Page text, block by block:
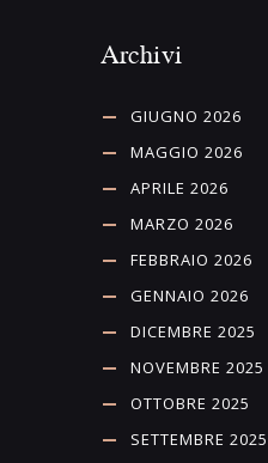
Archivi
GIUGNO 2026
MAGGIO 2026
APRILE 2026
MARZO 2026
FEBBRAIO 2026
GENNAIO 2026
DICEMBRE 2025
NOVEMBRE 2025
OTTOBRE 2025
SETTEMBRE 2025